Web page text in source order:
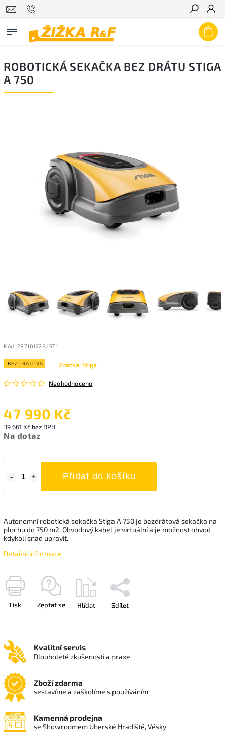
Hledat
ROBOTICKÁ SEKAČKA BEZ DRÁTU STIGA
A 750
Kód: 2R7101228/ST1
BEZDRÁTOVÁ
Neohodnoceno
Značka:Stiga
47 990 Kč
39 661 Kč bez DPH
Na dotaz
Přidat do košíku
Autonomní robotická sekačka Stiga A 750 je bezdrátová sekačka na
plochu do 750 m2. Obvodový kabel je virtuální a je možnost obvod
kdykoli snad upravit.
Detailní informace
Tisk Zeptat se Hlídat Sdílet
Kvalitní servis
Dlouholeté zkušenosti a praxe
Zboží zdarma
sestavíme a zaškolíme s používáním
Kamenná prodejna
se Showroomem Uherské Hradiště, Vésky